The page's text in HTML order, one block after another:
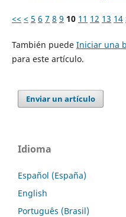
<< < 5 6 7 8 9 10 11 12 13 14
También puede Iniciar una
para este artículo.
Enviar un artículo
Idioma
Español (España)
English
Português (Brasil)